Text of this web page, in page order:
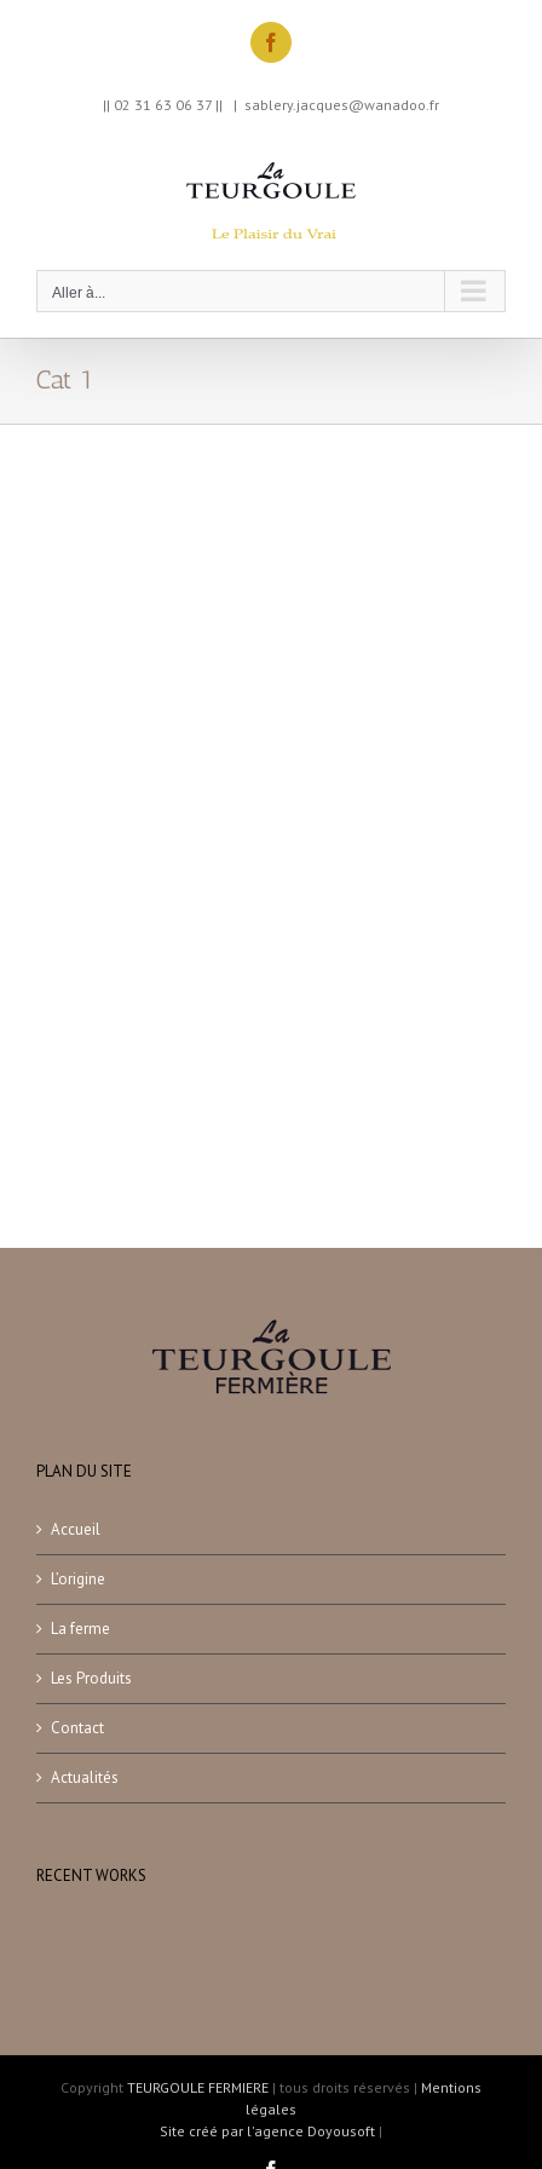
Facebook
|| 02 31 63 06 37 || | sablery.jacques@wanadoo.fr
Aller à...
Cat 1
PLAN DU SITE
Accueil
L’origine
La ferme
Les Produits
Contact
Actualités
RECENT WORKS
Copyright TEURGOULE FERMIERE | tous droits réservés | Mentions
légales
Site créé par l'agence Doyousoft |